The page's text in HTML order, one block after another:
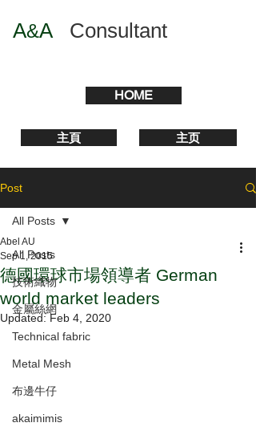
A&A Consultant
HOME
主頁 主页
Post
All Posts
技術織物
金屬絲網
Technical fabric
Metal Mesh
布邊牛仔
akaimimis
All Posts
德國環球市場領導者 German
world market leaders
Abel AU
Sep 1, 2015
Updated:Feb 4, 2020